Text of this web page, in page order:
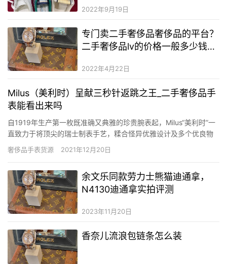
2022年9月19日
专门卖二手奢侈品奢侈品的平台？
二手奢侈品lv的价格一般多少钱？
2022年4月22日
Milus（美利时）呈献三秒针返跳之王_二手奢侈品手
表能看出来吗
自1919年生产第一枚既准确又典雅的珍贵腕表起，Milus“美利时”一
直致力于将顶尖的瑞士制表手艺，糅合怪异优雅设计及多个优良物
料组合，创制出富艺术气息的腕表。1970年到2010年时代，
Milus“美利时”腕表多次荣获“贝登金玫瑰大奖”及“最佳腕表”大奖。每
奢侈品手表货源 2021年12月20日
余文乐同款劳力士熊猫迪通拿，
N4130迪通拿实拍评测
2023年11月20日
香奈儿流浪包链条怎么装